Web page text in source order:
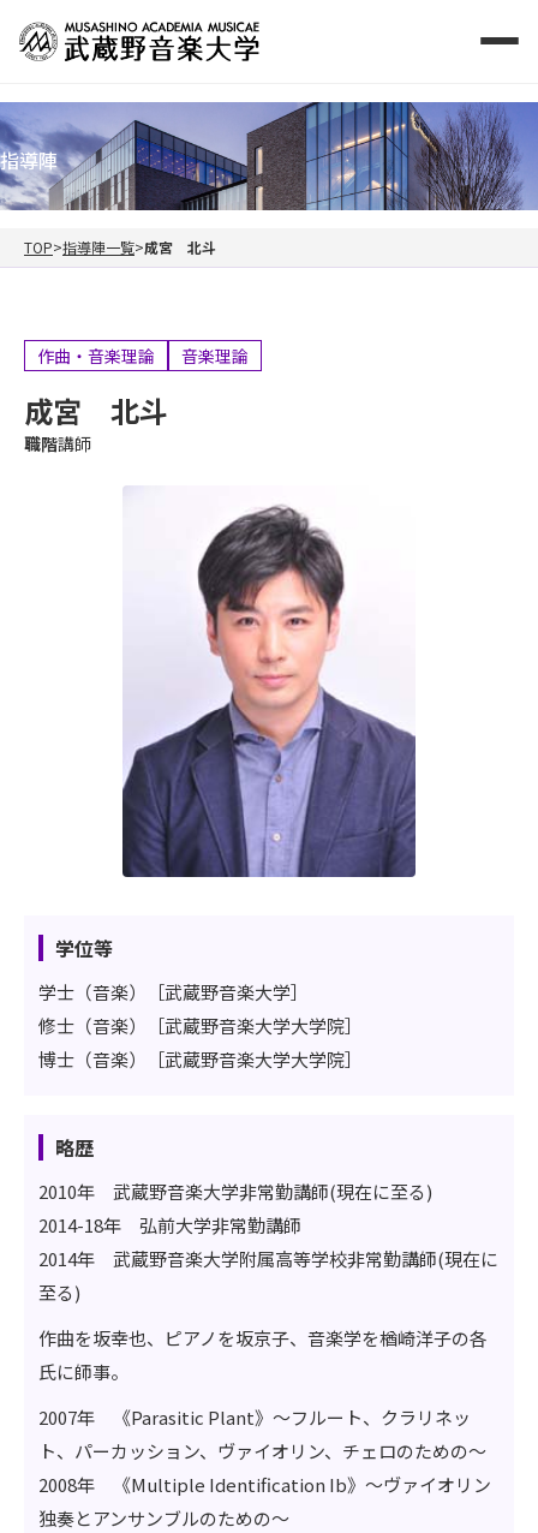
指導陣
TOP 指導陣一覧 成宮 北斗
作曲・音楽理論 音楽理論
成宮 北斗
職階講師
学位等
学士（音楽）［武蔵野音楽大学］
修士（音楽）［武蔵野音楽大学大学院］
博士（音楽）［武蔵野音楽大学大学院］
略歴
2010年 武蔵野音楽大学非常勤講師(現在に至る)
2014-18年 弘前大学非常勤講師
2014年 武蔵野音楽大学附属高等学校非常勤講師(現在に
至る)
作曲を坂幸也、ピアノを坂京子、音楽学を楢崎洋子の各
氏に師事。
2007年 《Parasitic Plant》～フルート、クラリネッ
ト、パーカッション、ヴァイオリン、チェロのための～
2008年 《Multiple Identification Ib》～ヴァイオリン
独奏とアンサンブルのための～